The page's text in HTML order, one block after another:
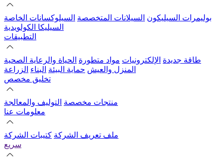
بوليمرات السيليكون السيلانات المتخصصة السيلوكسانات الخاصة
السيليكا الكولويدية
التطبيقات
طاقة جديدة الإلكترونيات مواد متطورة الحياة والرعاية الصحية
المنزل والعيش حماية البيئة البناء الزراعة
تخليق مخصص
منتجات مخصصة التوليف والمعالجة
معلومات عنا
ملف تعريف الشركة كتيبات الشركة
سريع